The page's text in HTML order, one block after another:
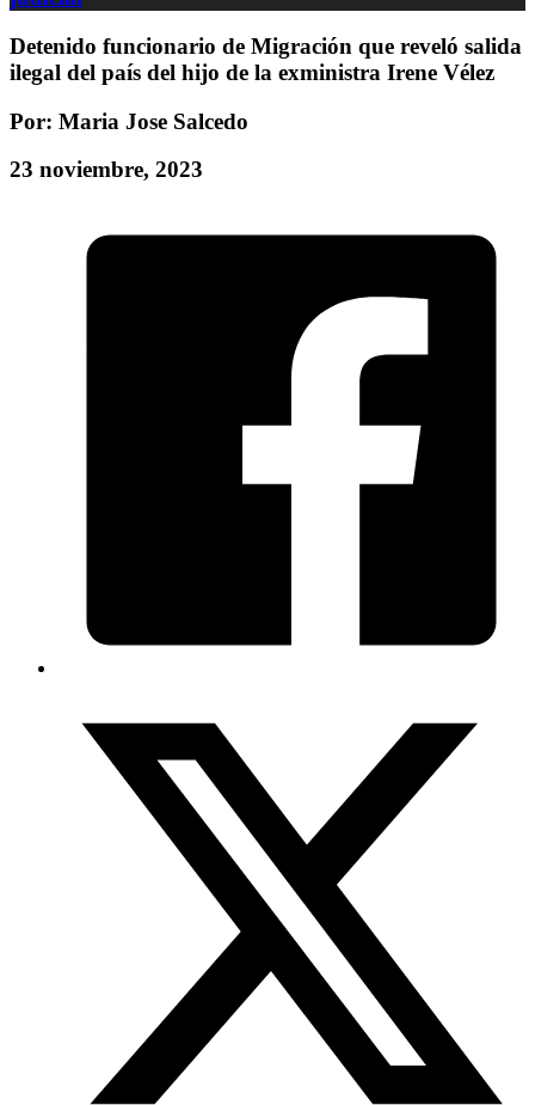
Detenido funcionario de Migración que reveló salida
ilegal del país del hijo de la exministra Irene Vélez
Por: Maria Jose Salcedo
23 noviembre, 2023